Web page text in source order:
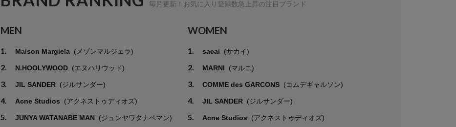
毎月更新！お気に入り登録数急上昇の注目ブランド
MEN
1. Maison Margiela (メゾンマルジェラ)
2. N.HOOLYWOOD (エヌハリウッド)
3. JIL SANDER (ジルサンダー)
4. Acne Studios (アクネストゥディオズ)
5. JUNYA WATANABE MAN (ジュンヤワタナベマン)
WOMEN
1. sacai (サカイ)
2. MARNI (マルニ)
3. COMME des GARCONS (コムデギャルソン)
4. JIL SANDER (ジルサンダー)
5. Acne Studios (アクネストゥディオズ)